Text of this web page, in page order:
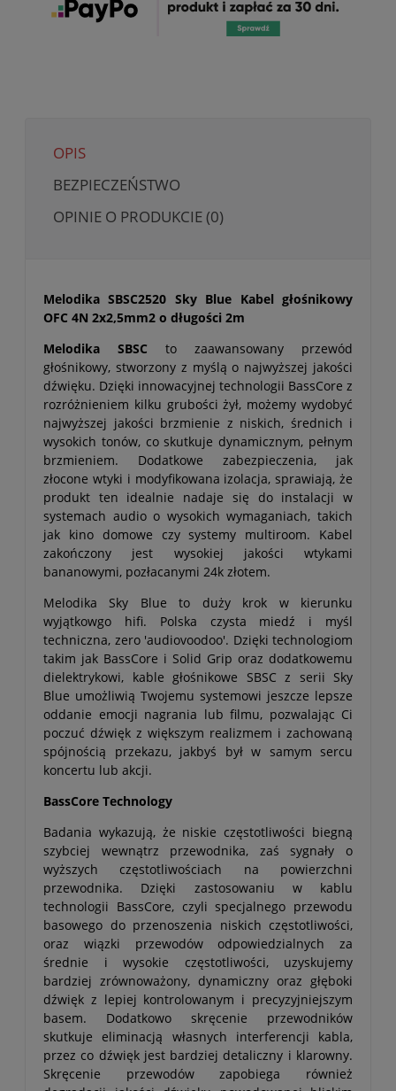
OPIS
BEZPIECZEŃSTWO
OPINIE O PRODUKCIE (0)
Melodika SBSC2520 Sky Blue Kabel głośnikowy
OFC 4N 2x2,5mm2 o długości 2m
Melodika SBSC to zaawansowany przewód
głośnikowy, stworzony z myślą o najwyższej jakości
dźwięku. Dzięki innowacyjnej technologii BassCore z
rozróżnieniem kilku grubości żył, możemy wydobyć
najwyższej jakości brzmienie z niskich, średnich i
wysokich tonów, co skutkuje dynamicznym, pełnym
brzmieniem. Dodatkowe zabezpieczenia, jak
złocone wtyki i modyfikowana izolacja, sprawiają, że
produkt ten idealnie nadaje się do instalacji w
systemach audio o wysokich wymaganiach, takich
jak kino domowe czy systemy multiroom. Kabel
zakończony jest wysokiej jakości wtykami
bananowymi, pozłacanymi 24k złotem.
Melodika Sky Blue to duży krok w kierunku
wyjątkowgo hifi. Polska czysta miedź i myśl
techniczna, zero 'audiovoodoo'. Dzięki technologiom
takim jak BassCore i Solid Grip oraz dodatkowemu
dielektrykowi, kable głośnikowe SBSC z serii Sky
Blue umożliwią Twojemu systemowi jeszcze lepsze
oddanie emocji nagrania lub filmu, pozwalając Ci
poczuć dźwięk z większym realizmem i zachowaną
spójnością przekazu, jakbyś był w samym sercu
koncertu lub akcji.
BassCore Technology
Badania wykazują, że niskie częstotliwości biegną
szybciej wewnątrz przewodnika, zaś sygnały o
wyższych częstotliwościach na powierzchni
przewodnika. Dzięki zastosowaniu w kablu
technologii BassCore, czyli specjalnego przewodu
basowego do przenoszenia niskich częstotliwości,
oraz wiązki przewodów odpowiedzialnych za
średnie i wysokie częstotliwości, uzyskujemy
bardziej zrównoważony, dynamiczny oraz głęboki
dźwięk z lepiej kontrolowanym i precyzyjniejszym
basem. Dodatkowo skręcenie przewodników
skutkuje eliminacją własnych interferencji kabla,
przez co dźwięk jest bardziej detaliczny i klarowny.
Skręcenie przewodów zapobiega również